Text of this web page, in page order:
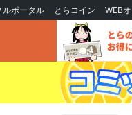
ルポータル とらコイン WEB